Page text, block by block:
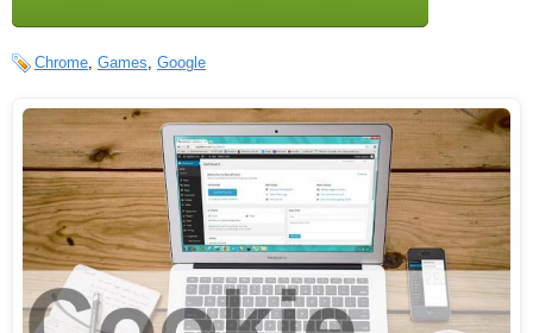
Chrome, Games, Google